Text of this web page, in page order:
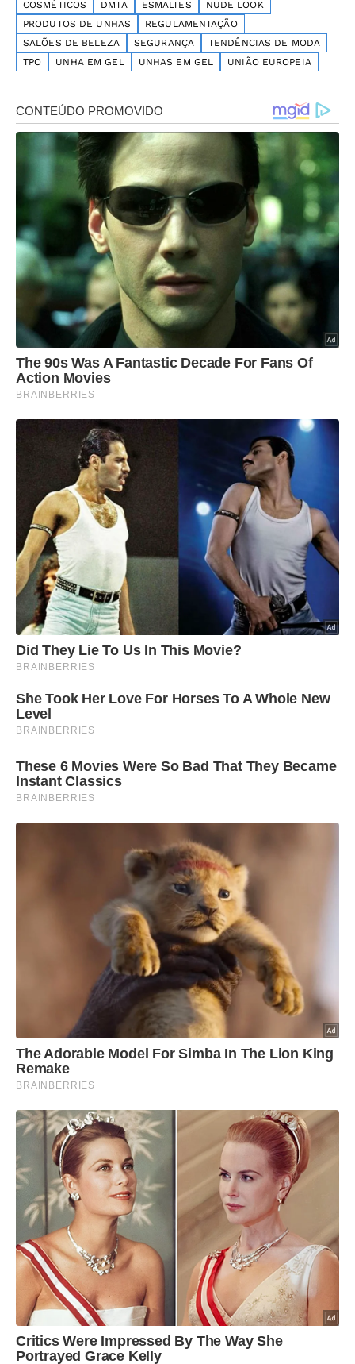
COSMÉTICOS DMTA ESMALTES
NUDE LOOK
PRODUTOS DE UNHAS
REGULAMENTAÇÃO
SALÕES DE BELEZA
SEGURANÇA
TENDÊNCIAS DE MODA
TPO
UNHA EM GEL UNHAS EM GEL UNIÃO EUROPEIA